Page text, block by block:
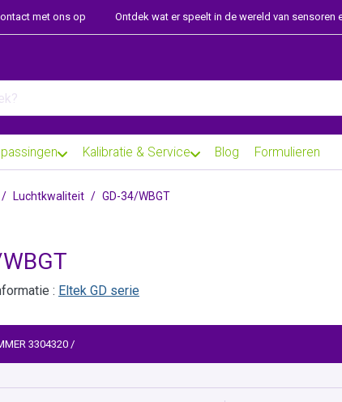
met ons op Ontdek wat er speelt in de wereld van sensoren
Kalibratie & Service Blog Formulieren
Luchtkwaliteit GD-34/WBGT
: Eltek GD serie
3304320 /